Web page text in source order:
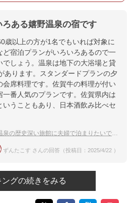
ある嬉野温泉の宿です
歳以上の方が1名でもいれば対象に
ど宿泊プランがいろいろあるので一
しょう。温泉は地下の大浴場と貸
あります。スタンダードプランの夕
席料理です。佐賀牛の料理が付い
一番人気のプランです。佐賀県内は
いうこともあり、日本酒飲み比べセ
泉の歴史深い旅館に夫婦で泊まりたいです。
ずんたこす さんの回答（投稿日：2025/4/22 ）
ングの続きをみる